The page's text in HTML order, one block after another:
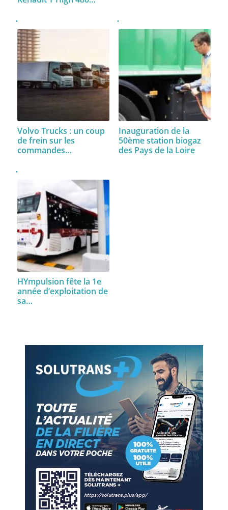
Volvo Trucks : un coup
de frein sur les
commandes…
Inauguration de la
50ème station biogaz
des Pays de la Loire
HYmpulsion fête la 1e
année d’exploitation de
sa…